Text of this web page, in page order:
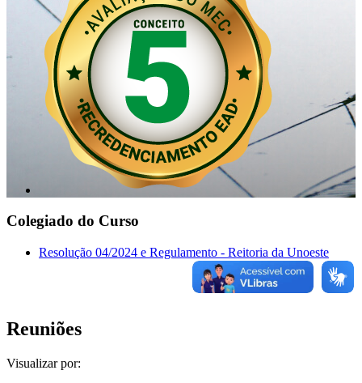
Colegiado do Curso
Resolução 04/2024 e Regulamento - Reitoria da Unoeste
Reuniões
Visualizar por: